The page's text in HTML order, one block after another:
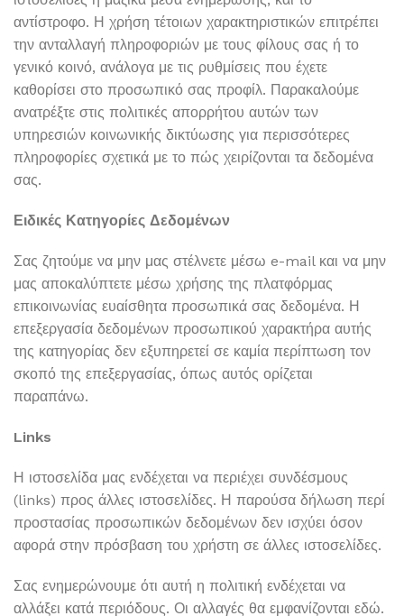
αντίστροφο. Η χρήση τέτοιων χαρακτηριστικών επιτρέπει
την ανταλλαγή πληροφοριών με τους φίλους σας ή το
γενικό κοινό, ανάλογα με τις ρυθμίσεις που έχετε
καθορίσει στο προσωπικό σας προφίλ. Παρακαλούμε
ανατρέξτε στις πολιτικές απορρήτου αυτών των
υπηρεσιών κοινωνικής δικτύωσης για περισσότερες
πληροφορίες σχετικά με το πώς χειρίζονται τα δεδομένα
σας.
Ειδικές Κατηγορίες Δεδομένων
Σας ζητούμε να μην μας στέλνετε μέσω e-mail και να μην
μας αποκαλύπτετε μέσω χρήσης της πλατφόρμας
επικοινωνίας ευαίσθητα προσωπικά σας δεδομένα. Η
επεξεργασία δεδομένων προσωπικού χαρακτήρα αυτής
της κατηγορίας δεν εξυπηρετεί σε καμία περίπτωση τον
σκοπό της επεξεργασίας, όπως αυτός ορίζεται
παραπάνω.
Links
Η ιστοσελίδα μας ενδέχεται να περιέχει συνδέσμους
(links) προς άλλες ιστοσελίδες. Η παρούσα δήλωση περί
προστασίας προσωπικών δεδομένων δεν ισχύει όσον
αφορά στην πρόσβαση του χρήστη σε άλλες ιστοσελίδες.
Σας ενημερώνουμε ότι αυτή η πολιτική ενδέχεται να
αλλάξει κατά περιόδους. Οι αλλαγές θα εμφανίζονται εδώ.